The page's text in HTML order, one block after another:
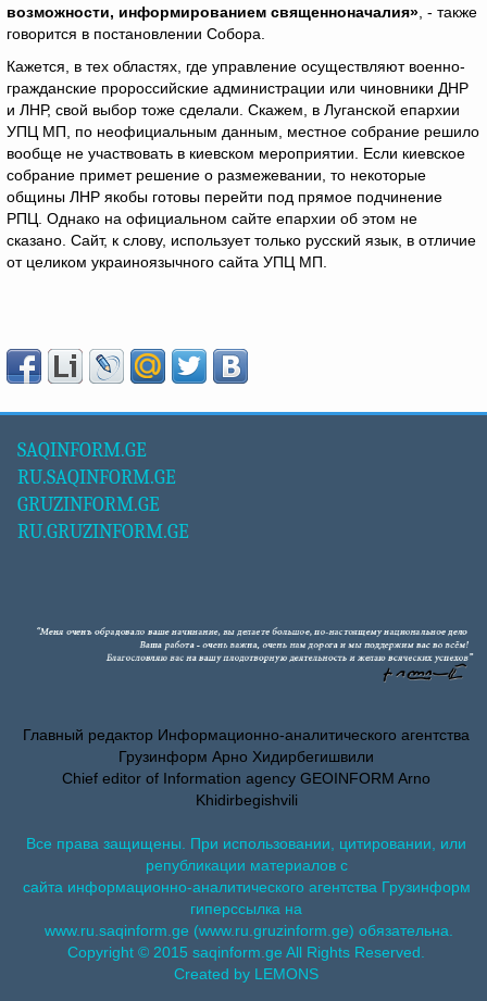
возможности, информированием священноначалия» , - также
говорится в постановлении Собора.
Кажется, в тех областях, где управление осуществляют военно-
гражданские пророссийские администрации или чиновники ДНР
и ЛНР, свой выбор тоже сделали. Скажем, в Луганской епархии
УПЦ МП, по неофициальным данным, местное собрание решило
вообще не участвовать в киевском мероприятии. Если киевское
собрание примет решение о размежевании, то некоторые
общины ЛНР якобы готовы перейти под прямое подчинение
РПЦ. Однако на официальном сайте епархии об этом не
сказано. Сайт, к слову, использует только русский язык, в отличие
от целиком украиноязычного сайта УПЦ МП.
SAQINFORM.GE
RU.SAQINFORM.GE
GRUZINFORM.GE
RU.GRUZINFORM.GE
Главный редактор Информационно-аналитического агентства
Грузинформ Арно Хидирбегишвили
Chief editor of Information agency GEOINFORM Arno
Khidirbegishvili
Все права защищены. При использовании, цитировании, или
републикации материалов с
сайта информационно-аналитического агентства Грузинформ
гиперссылка на
www.ru.saqinform.ge (www.ru.gruzinform.ge) обязательна.
Copyright © 2015 saqinform.ge All Rights Reserved.
Created by LEMONS